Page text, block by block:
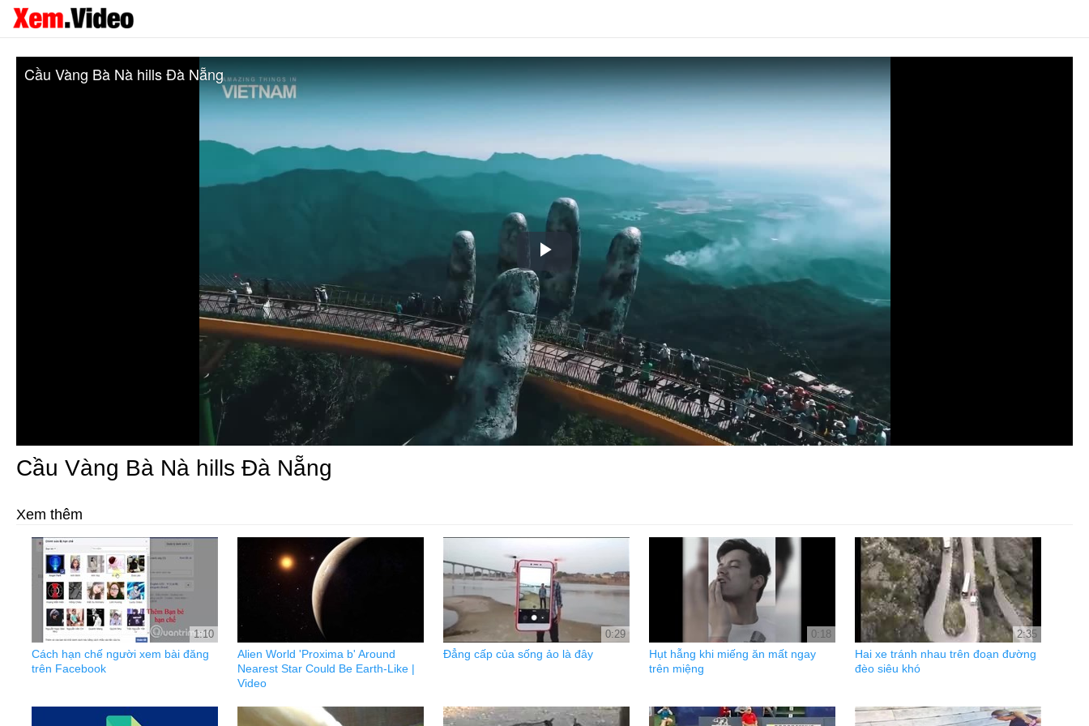
Play
Video
Cầu Vàng Bà Nà hills Đà Nẵng
Cầu Vàng Bà Nà hills Đà Nẵng
Xem thêm
1:10
Cách hạn chế người xem bài đăng
trên Facebook
Alien World 'Proxima b' Around
Nearest Star Could Be Earth-Like |
Video
0:29
Đẳng cấp của sống ảo là đây
0:18
Hụt hẫng khi miếng ăn mất ngay
trên miệng
2:35
Hai xe tránh nhau trên đoạn đường
đèo siêu khó